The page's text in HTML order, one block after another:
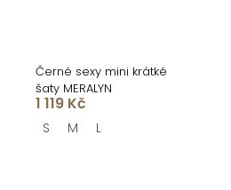
Černé sexy mini krátké
šaty MERALYN
1 119 Kč
S M L